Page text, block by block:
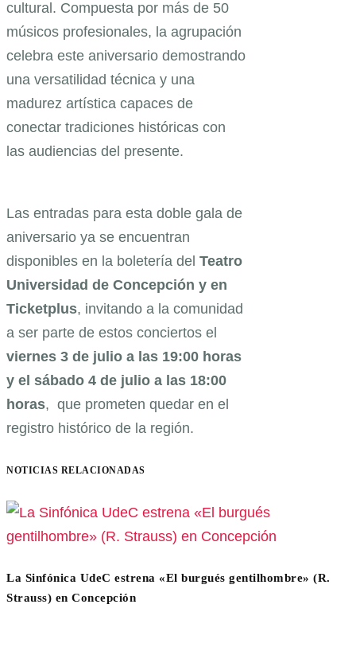
cultural. Compuesta por más de 50
músicos profesionales, la agrupación
celebra este aniversario demostrando
una versatilidad técnica y una
madurez artística capaces de
conectar tradiciones históricas con
las audiencias del presente.
Las entradas para esta doble gala de
aniversario ya se encuentran
disponibles en la boletería del Teatro
Universidad de Concepción y en
Ticketplus, invitando a la comunidad
a ser parte de estos conciertos el
viernes 3 de julio a las 19:00 horas
y el sábado 4 de julio a las 18:00
horas, que prometen quedar en el
registro histórico de la región.
NOTICIAS RELACIONADAS
La Sinfónica UdeC estrena «El burgués gentilhombre» (R.
Strauss) en Concepción